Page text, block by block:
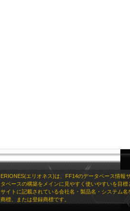
ERIONES(エリオネス)は、FF14のデータベース情報
タベースの構築をメインに見やすく使いやすいを目標
サイトに記載されている会社名・製品名・システム名
商標、または登録商標です。